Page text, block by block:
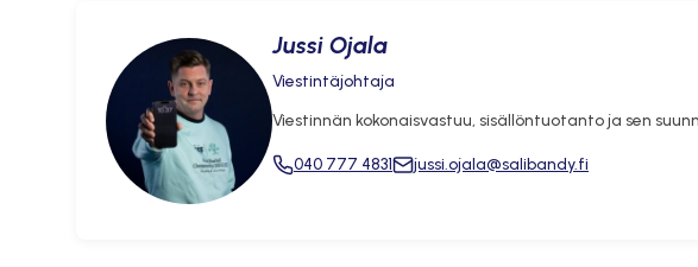
Jussi Ojala
Viestintäjohtaja
Viestinnän kokonaisvastuu, sisällöntuotanto ja sen
040 777 4831 jussi.ojala@salibandy.fi